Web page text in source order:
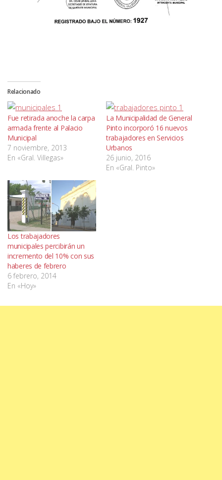
Relacionado
Fue retirada anoche la carpa
armada frente al Palacio
Municipal
7 noviembre, 2013
En «Gral. Villegas»
La Municipalidad de General
Pinto incorporó 16 nuevos
trabajadores en Servicios
Urbanos
26 junio, 2016
En «Gral. Pinto»
Los trabajadores
municipales percibirán un
incremento del 10% con sus
haberes de febrero
6 febrero, 2014
En «Hoy»